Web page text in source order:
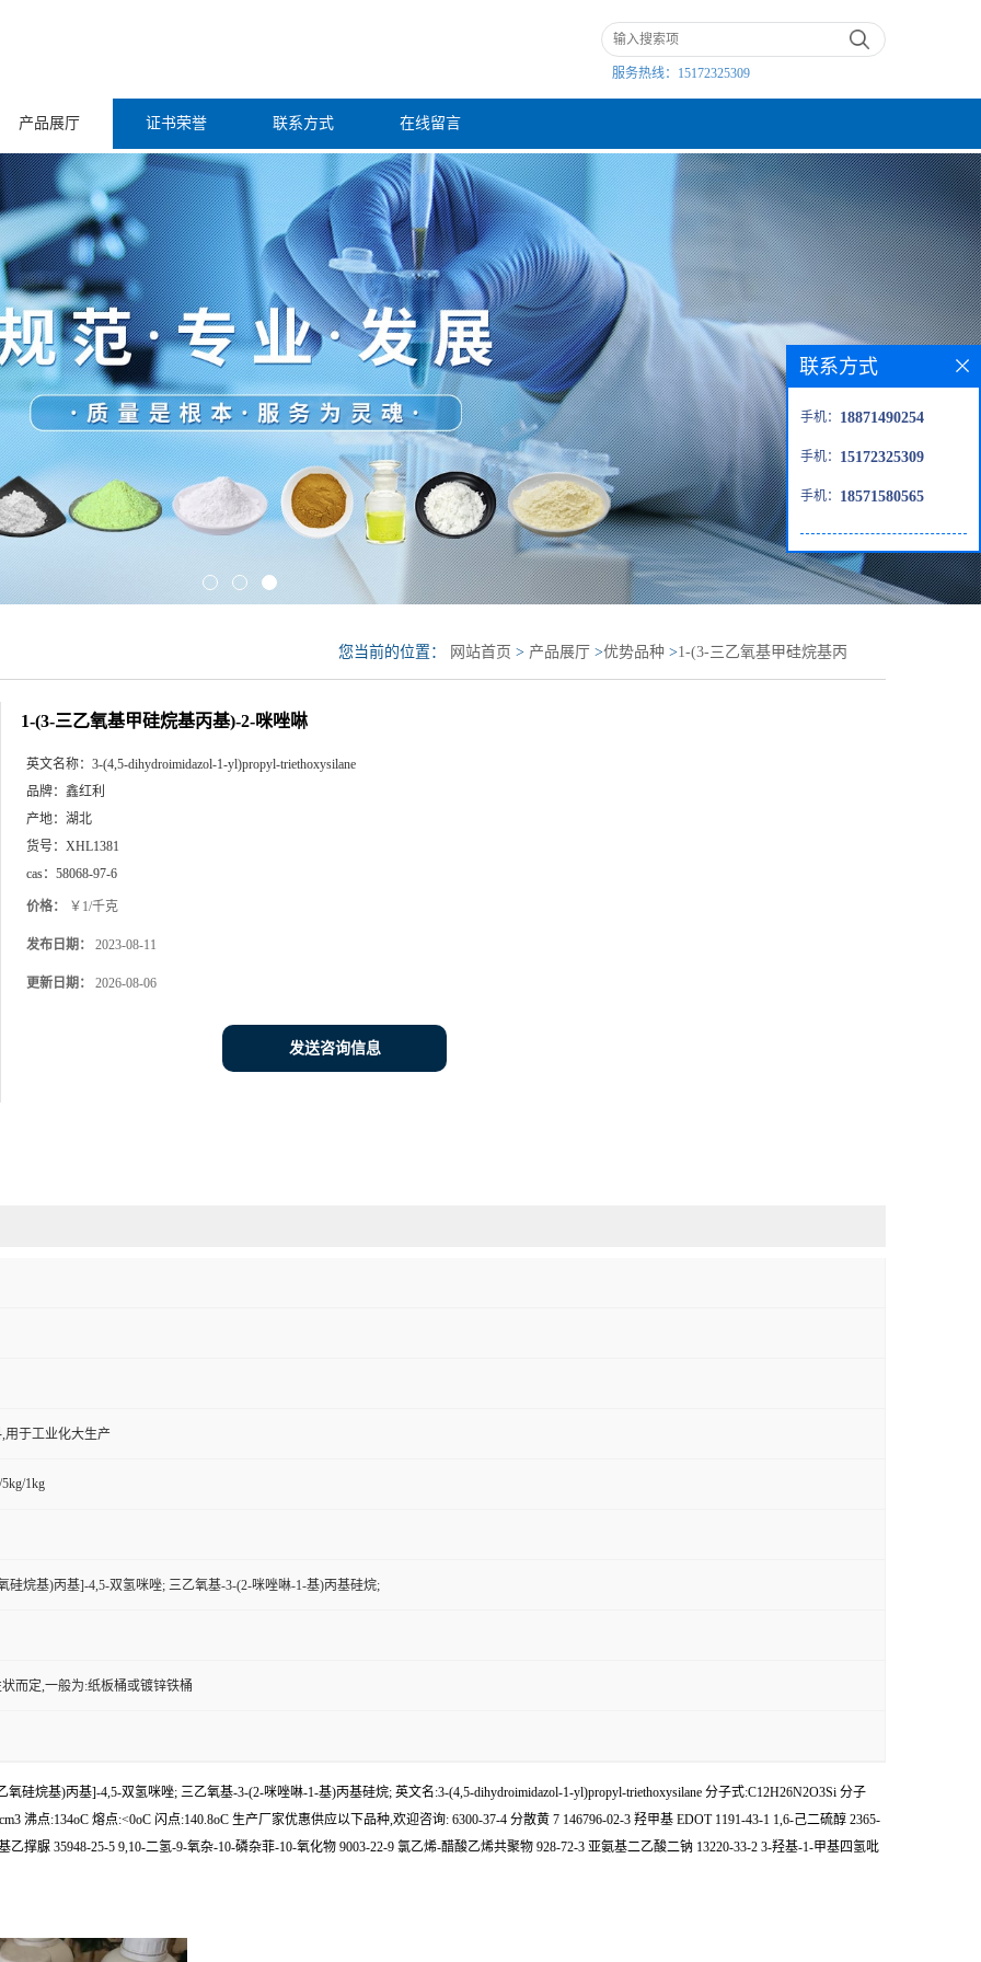
服务热线： 15172325309
产品展厅 证书荣誉 联系方式 在线留言
您当前的位置： 网站首页 > 产品展厅 >优势品种 >1-(3-三乙氧基甲硅烷基丙
1-(3-三乙氧基甲硅烷基丙基)-2-咪唑啉
英文名称： 3-(4,5-dihydroimidazol-1-yl)propyl-triethoxysilane
品牌： 鑫红利
产地： 湖北
货号： XHL1381
cas： 58068-97-6
价格： ￥1/千克
发布日期： 2023-08-11
更新日期： 2026-08-06
发送咨询信息
用于工业化大生产
1kg
硅烷基)丙基]-4,5-双氢咪唑; 三乙氧基-3-(2-咪唑啉-1-基)丙基硅烷;
而定,一般为:纸板桶或镀锌铁桶
硅烷基)丙基]-4,5-双氢咪唑; 三乙氧基-3-(2-咪唑啉-1-基)丙基硅烷; 英文名:3-(4,5-dihydroimidazol-1-yl)propyl-triethoxysilane 分子式:C12H26N2O3Si 分子
沸点:134oC 熔点:<0oC 闪点:140.8oC 生产厂家优惠供应以下品种,欢迎咨询: 6300-37-4 分散黄 7 146796-02-3 羟甲基 EDOT 1191-43-1 1,6-己二硫醇 2365-
撑脲 35948-25-5 9,10-二氢-9-氧杂-10-磷杂菲-10-氧化物 9003-22-9 氯乙烯-醋酸乙烯共聚物 928-72-3 亚氨基二乙酸二钠 13220-33-2 3-羟基-1-甲基四氢吡
联系方式
手机： 18871490254
手机： 15172325309
手机： 18571580565